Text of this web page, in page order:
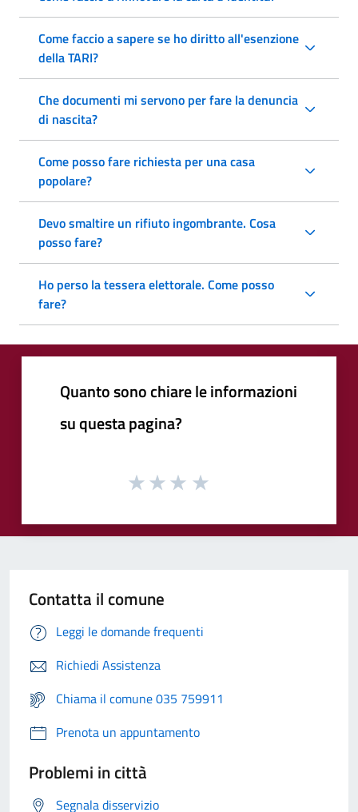
Come faccio a sapere se ho diritto all'esenzione
della TARI?
Che documenti mi servono per fare la denuncia
di nascita?
Come posso fare richiesta per una casa
popolare?
Devo smaltire un rifiuto ingombrante. Cosa
posso fare?
Ho perso la tessera elettorale. Come posso
fare?
Quanto sono chiare le informazioni
su questa pagina?
Contatta il comune
Leggi le domande frequenti
Richiedi Assistenza
Chiama il comune 035 759911
Prenota un appuntamento
Problemi in città
Segnala disservizio